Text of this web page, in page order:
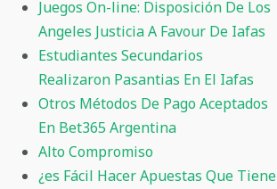
Juegos On-line: Disposición De Los
Angeles Justicia A Favour De Iafas
Estudiantes Secundarios
Realizaron Pasantias En El Iafas
Otros Métodos De Pago Aceptados
En Bet365 Argentina
Alto Compromiso
¿es Fácil Hacer Apuestas Que Tiene